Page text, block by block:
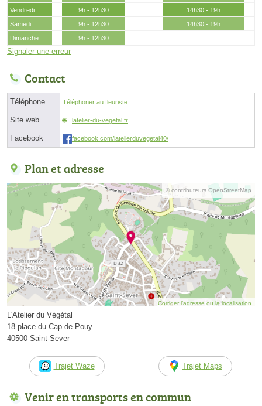
Vendredi
9h - 12h30
14h30 - 19h
Samedi
9h - 12h30
14h30 - 19h
Dimanche
9h - 12h30
Signaler une erreur
Contact
Téléphone Téléphoner au fleuriste
Site web latelier-du-vegetal.fr
Facebook facebook.com/latelierduvegetal40/
Plan et adresse
© contributeurs OpenStreetMap
Corriger l’adresse ou la localisation
L'Atelier du Végétal
18 place du Cap de Pouy
40500 Saint-Sever
Trajet Waze Trajet Maps
Venir en transports en commun